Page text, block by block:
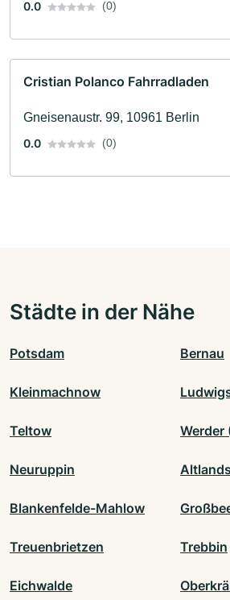
0.0
(0)
Cristian Polanco Fahrradladen
Gneisenaustr. 99, 10961 Berlin
0.0
(0)
Städte in der Nähe
Potsdam Bernau
Kleinmachnow
Teltow Werder
Neuruppin
Blankenfelde-Mahlow
Treuenbrietzen Trebbin
Eichwalde